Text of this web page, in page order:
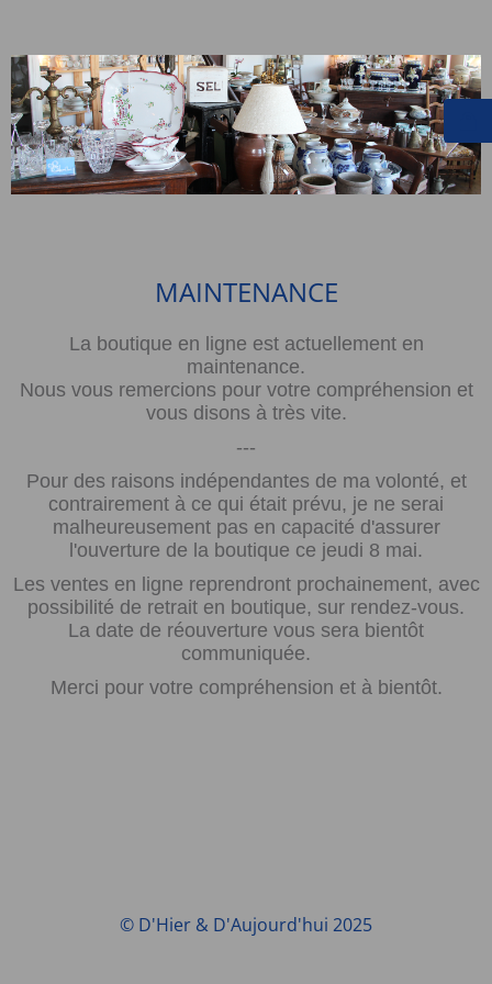
MAINTENANCE
La boutique en ligne est actuellement en
maintenance.
Nous vous remercions pour votre compréhension et
vous disons à très vite.
---
Pour des raisons indépendantes de ma volonté, et
contrairement à ce qui était prévu, je ne serai
malheureusement pas en capacité d'assurer
l'ouverture de la boutique ce jeudi 8 mai.
Les ventes en ligne reprendront prochainement, avec
possibilité de retrait en boutique, sur rendez-vous.
La date de réouverture vous sera bientôt
communiquée.
Merci pour votre compréhension et à bientôt.
© D'Hier & D'Aujourd'hui 2025